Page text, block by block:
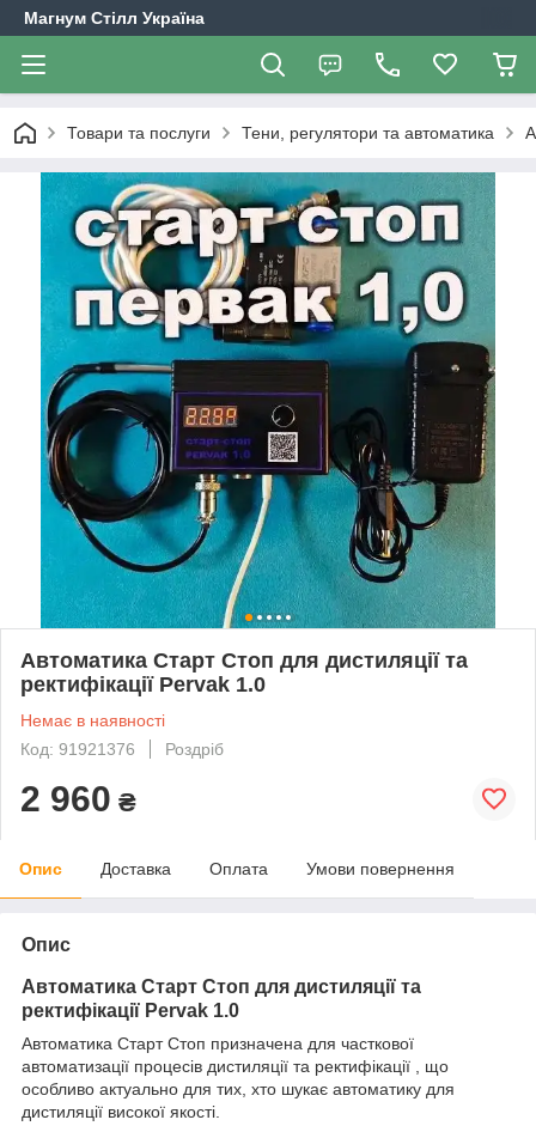
Магнум Стілл Україна
Товари та послуги Тени, регулятори та автоматика
Автоматика Старт Стоп для дистиляції та
ректифікації Pervak 1.0
Немає в наявності
Код: 91921376
Роздріб
2 960 ₴
Опис Доставка Оплата Умови повернення
Опис
Автоматика Старт Стоп для дистиляції та
ректифікації Pervak 1.0
Автоматика Старт Стоп призначена для часткової
автоматизації процесів дистиляції та ректифікації , що
особливо актуально для тих, хто шукає автоматику для
дистиляції високої якості.